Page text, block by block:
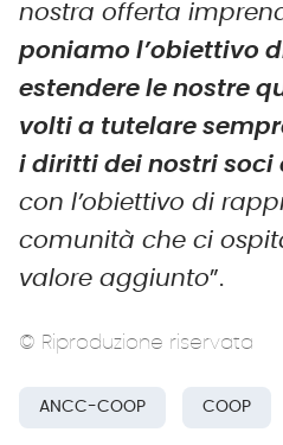
nostra offerta
poniamo l’obiettivo
estendere le nostre
volti a tutelare
i diritti dei nostri soci
con l’obiettivo di
comunità che ci
valore aggiunto”.
© Riproduzione riservata
ANCC-COOP COOP